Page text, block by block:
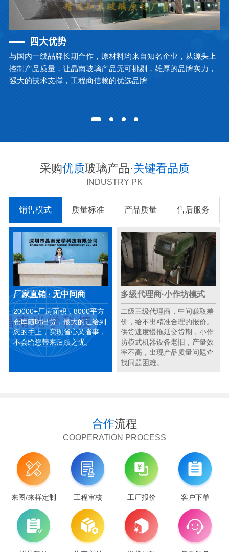
四大优势
与国内一线品牌长期合作，原材料均来自知名企业，从源头上
控制产品质量，让晶南玻璃产品无可挑剔，雄厚的品牌实力，
强大的技术支撑，工程商信赖的优选品牌
采购优质玻璃产品·关键看品质
INDUSTRY PK
销售模式 质量标准 产品质量 售后服务
厂家直销 · 无中间商
20000+厂房面积，8000平方
仓库随时出货，最大的让给到
您的手上，实现省心又省事，
不会给您带来后顾之忧。
多级代理商·小作坊模式
二级三级代理商，中间赚取差
价，给不出精准合理的报价。
供货速度慢拖延交货期，小作
坊模式机器设备老旧，产量效
率不高，出现产品质量问题查
找问题困难。
合作流程
COOPERATION PROCESS
来图/来样定制 工程审核 工厂报价 客户下单